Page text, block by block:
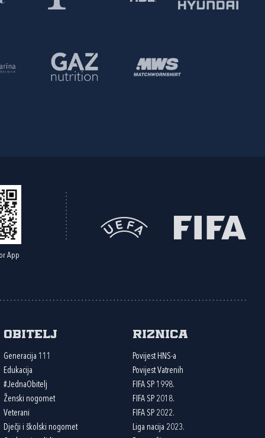
App
Obitelj
Generacija 111
Edukacija
#JednaObitelj
Ženski nogomet
Veterani
Dječji i školski nogomet
Riznica
Povijest HNS-a
Povijest Vatrenih
FIFA SP 1998.
FIFA SP 2018.
FIFA SP 2022.
Liga nacija 2023.